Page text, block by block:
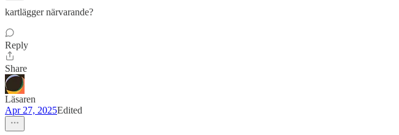
kartlägger närvarande?
Reply
Share
Läsaren
Apr 27, 2025Edited